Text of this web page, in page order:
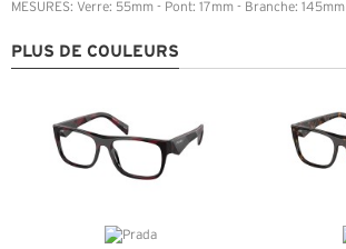
MESURES: Verre: 55mm - Pont: 17mm - Branche: 145mm
PLUS DE COULEURS